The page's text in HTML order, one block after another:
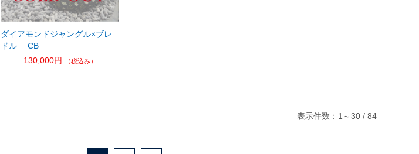
ダイアモンドジャングル×ブレ
ドル CB
130,000円
（税込み）
表示件数：1～30 / 84